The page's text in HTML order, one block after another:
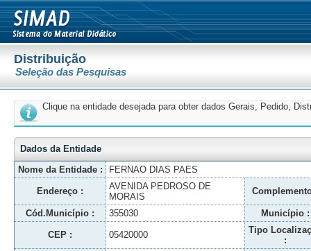
Distribuição
Seleção das Pesquisas
Clique na entidade desejada para obter dados Gerais, Pedido,
Dados da Entidade
Nome da Entidade :
FERNAO DIAS PAES
Endereço :
AVENIDA PEDROSO DE
MORAIS
Cód.Município : 355030 Município :
CEP : 05420000
Tipo
: